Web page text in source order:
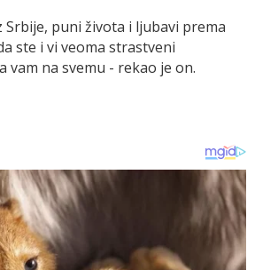
Srbije, puni života i ljubavi prema
ste i vi veoma strastveni
vam na svemu - rekao je on.